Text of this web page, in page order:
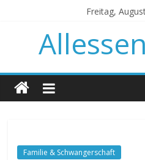
Freitag,
Familie & Schwangerschaft